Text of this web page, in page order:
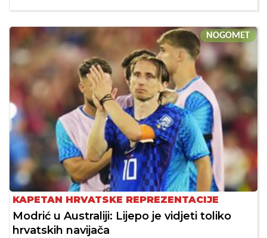
NOGOMET
KAPETAN HRVATSKE REPREZENTACIJE
Modrić u Australiji: Lijepo je vidjeti toliko
hrvatskih navijača